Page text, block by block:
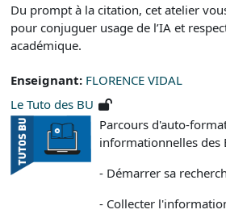
Du prompt à la citation, cet atelier
pour conjuguer usage de l’IA et
académique.
Enseignant: FLORENCE VIDAL
Le Tuto des BU
Parcours d'auto-
informationnelles des
- Démarrer sa
- Collecter